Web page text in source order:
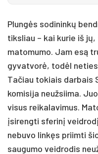
Plungės sodininkų
tiksliau – kai kurie iš
matomumo. Jam esą
gyvatvorė, todėl
Tačiau tokiais darbais
komisija neužsiima.
visus reikalavimus.
įsirengti sferinį
nebuvo linkęs priimti
saugumo veidrodis